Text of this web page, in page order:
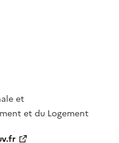
et
et du Logement